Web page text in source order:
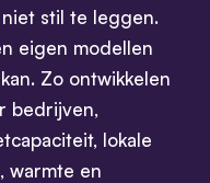
stil te leggen.
eigen modellen
Zo ontwikkelen
bedrijven,
lokale
warmte en